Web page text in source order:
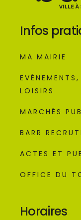
Infos
MA MAIRIE
LOISIRS
MARCHÉS
BARR
ACTES ET
OFFICE DU
Horaires